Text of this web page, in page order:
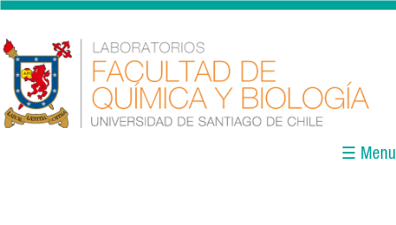
Pasar al contenido principal
☰ Menu